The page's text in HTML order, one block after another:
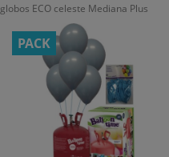
globos ECO celeste Mediana Plus
PACK